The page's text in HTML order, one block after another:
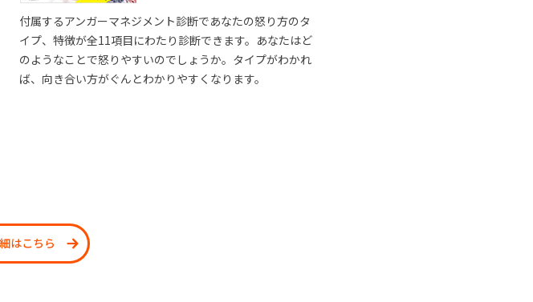
付属するアンガーマネジメント診断であなたの怒り方のタ
イプ、特徴が全11項目にわたり診断できます。あなたはど
のようなことで怒りやすいのでしょうか。タイプがわかれ
ば、向き合い方がぐんとわかりやすくなります。
はこちら